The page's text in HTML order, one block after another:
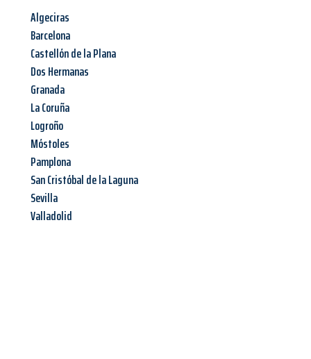
Algeciras
Barcelona
Castellón de la Plana
Dos Hermanas
Granada
La Coruña
Logroño
Móstoles
Pamplona
San Cristóbal de la Laguna
Sevilla
Valladolid